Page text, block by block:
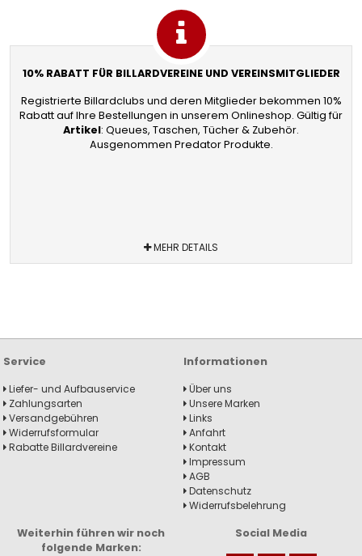
10% RABATT FÜR BILLARDVEREINE UND VEREINSMITGLIEDER
Registrierte Billardclubs und deren Mitglieder bekommen 10%
Rabatt auf Ihre Bestellungen in unserem Onlineshop. Gültig für
Artikel: Queues, Taschen, Tücher & Zubehör.
Ausgenommen Predator Produkte.
MEHR DETAILS
Service
Liefer- und Aufbauservice
Zahlungsarten
Versandgebühren
Widerrufsformular
Rabatte Billardvereine
Informationen
Über uns
Unsere Marken
Links
Anfahrt
Kontakt
Impressum
AGB
Datenschutz
Widerrufsbelehrung
Weiterhin führen wir noch
folgende Marken:
Social Media